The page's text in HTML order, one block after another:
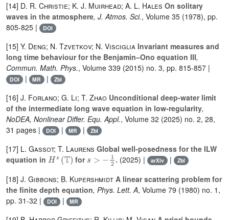
[14] D. R. Christie; K. J. Muirhead; A. L. Hales On solitary
waves in the atmosphere, J. Atmos. Sci., Volume 35 (1978), pp.
805-825 |
DOI
[15] Y. Deng; N. Tzvetkov; N. Visciglia Invariant measures and
long time behaviour for the Benjamin–Ono equation III,
Commun. Math. Phys., Volume 339 (2015) no. 3, pp. 815-857 |
DOI | MR | Zbl
[16] J. Forlano; G. Li; T. Zhao Unconditional deep-water limit
of the intermediate long wave equation in low-regularity,
NoDEA, Nonlinear Differ. Equ. Appl., Volume 32 (2025) no. 2, 28,
31 pages |
DOI | MR | Zbl
[17] L. Gassot; T. Laurens Global well-posedness for the ILW
equation in Hs(𝕋) fors>-12 . (2025) | arXiv | Zbl
[18] J. Gibbons; B. Kupershmidt A linear scattering problem for
the finite depth equation, Phys. Lett. A, Volume 79 (1980) no. 1,
pp. 31-32 |
DOI | MR